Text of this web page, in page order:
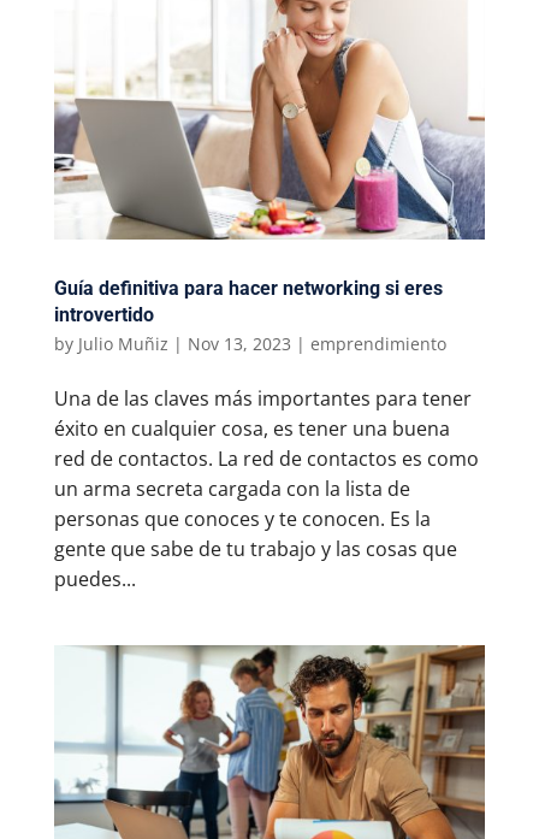
Guía definitiva para hacer networking si eres
introvertido
by Julio Muñiz | Nov 13, 2023 | emprendimiento
Una de las claves más importantes para tener
éxito en cualquier cosa, es tener una buena
red de contactos. La red de contactos es como
un arma secreta cargada con la lista de
personas que conoces y te conocen. Es la
gente que sabe de tu trabajo y las cosas que
puedes...